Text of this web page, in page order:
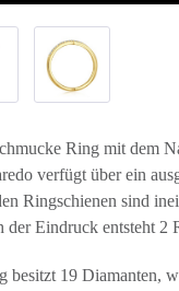
Ring mit dem
verfügt über ein
Ringschienen sind
der Eindruck entsteht 2
besitzt 19 Diamanten,